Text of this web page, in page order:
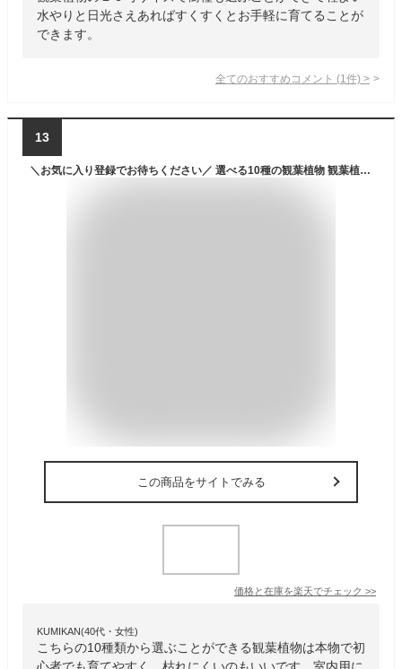
水やりと日光さえあればすくすくとお手軽に育てることが
できます。
全てのおすすめコメント (1 件) >
13
＼お気に入り登録でお待ちください／ 選べる10種の観葉植物 観葉植物 本物 初心者 入門 お試し 育てやすい 枯れにくい 屋内 室内 インテリア おしゃれ 軽い ミニ アンドプランツ andplants エコポッツ 鉢 植木鉢 風水 縁起 プレゼント ギフト 新築祝い 結婚祝い 送料無料
この商品をサイトでみる
価格と在庫を楽天でチェック >>
KUMIKAN(40代・女性)
こちらの10種類から選ぶことができる観葉植物は本物で初